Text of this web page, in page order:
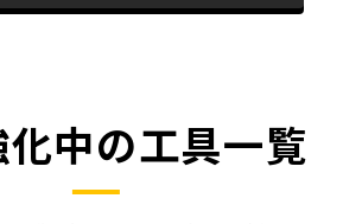
中の工具一覧